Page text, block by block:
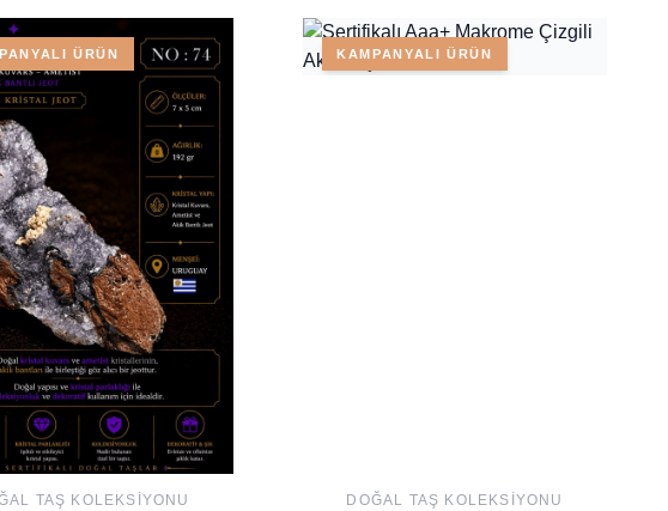
ÜRÜN
TAŞ KOLEKSIYONU
KAMPANYALI ÜRÜN
DOĞAL TAŞ KOLEKSIYONU